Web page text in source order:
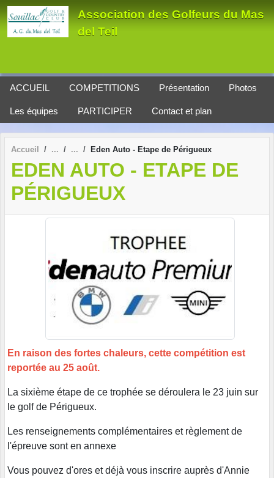
Association des Golfeurs du Mas
del Teil
ACCUEIL COMPETITIONS Présentation Photos
Les équipes PARTICIPER Contact et plan
Accueil Eden Auto - Etape de Périgueux
EDEN AUTO - ETAPE DE
PÉRIGUEUX
En raison des fortes chaleurs, cette compétition est
reportée au 25 août.
La sixième étape de ce trophée se déroulera le 23 juin sur
le golf de Périgueux.
Les renseignements complémentaires et règlement de
l'épreuve sont en annexe
Vous pouvez d'ores et déjà vous inscrire auprès d'Annie
Panneau de gestion des cookies